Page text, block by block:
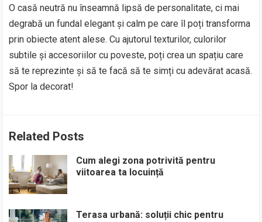
O casă neutră nu înseamnă lipsă de personalitate, ci mai
degrabă un fundal elegant și calm pe care îl poți transforma
prin obiecte atent alese. Cu ajutorul texturilor, culorilor
subtile și accesoriilor cu poveste, poți crea un spațiu care
să te reprezinte și să te facă să te simți cu adevărat acasă.
Spor la decorat!
Related Posts
Cum alegi zona potrivită pentru
viitoarea ta locuință
Terasa urbană: soluții chic pentru